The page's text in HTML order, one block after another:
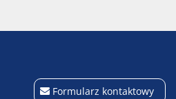
Formularz kontaktowy